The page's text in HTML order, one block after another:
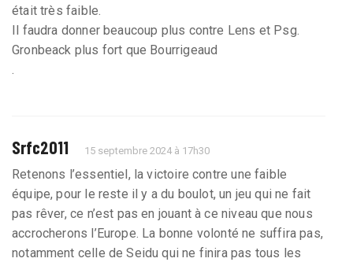
était très faible.
Il faudra donner beaucoup plus contre Lens et Psg.
Gronbeack plus fort que Bourrigeaud
.
Srfc2011 15 septembre 2024 à 17h30
Retenons l’essentiel, la victoire contre une faible
équipe, pour le reste il y a du boulot, un jeu qui ne fait
pas rêver, ce n’est pas en jouant à ce niveau que nous
accrocherons l’Europe. La bonne volonté ne suffira pas,
notamment celle de Seidu qui ne finira pas tous les